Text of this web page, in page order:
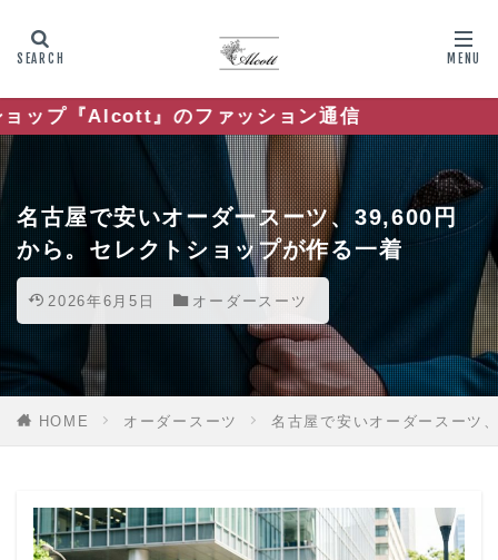
ァッション通信
名古屋で安いオーダースーツ、39,600円
から。セレクトショップが作る一着
2026年6月5日 オーダースーツ
HOME オーダースーツ 名古屋で安いオーダースーツ